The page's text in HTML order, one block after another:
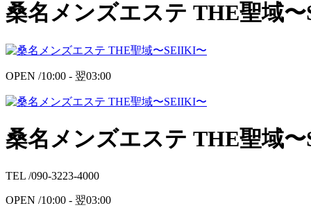
桑名メンズエステ THE聖域
OPEN /10:00 - 翌03:00
桑名メンズエステ THE聖域
TEL /090-3223-4000
OPEN /10:00 - 翌03:00